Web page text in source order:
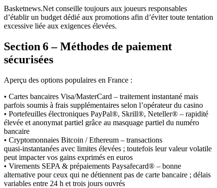
Basketnews.Net conseille toujours aux joueurs responsables
d’établir un budget dédié aux promotions afin d’éviter toute tentation
excessive liée aux exigences élevées.
Section 6 – Méthodes de paiement
sécurisées
Aperçu des options populaires en France :
• Cartes bancaires Visa/MasterCard – traitement instantané mais
parfois soumis à frais supplémentaires selon l’opérateur du casino
• Portefeuilles électroniques PayPal®, Skrill®, Neteller® – rapidité
élevée et anonymat partiel grâce au masquage partiel du numéro
bancaire
• Cryptomonnaies Bitcoin / Ethereum – transactions
quasi‑instantanées avec limites élevées ; toutefois leur valeur volatile
peut impacter vos gains exprimés en euros
• Virements SEPA & prépaiements Paysafecard® – bonne
alternative pour ceux qui ne détiennent pas de carte bancaire ; délais
variables entre 24 h et trois jours ouvrés